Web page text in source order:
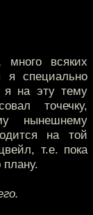
много всяких
специально
я на эту тему
точечку,
нынешнему
на той
т.е. пока